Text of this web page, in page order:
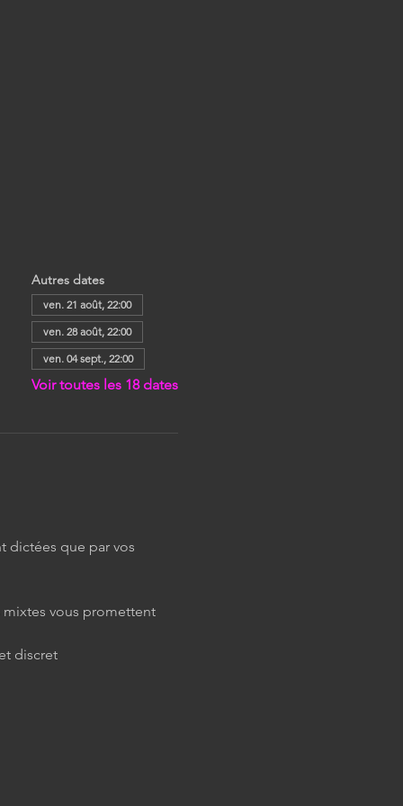
Autres dates
ven. 21 août, 22:00
ven. 28 août, 22:00
ven. 04 sept., 22:00
Voir toutes les 18 dates
dictées que par vos
mixtes vous promettent
discret